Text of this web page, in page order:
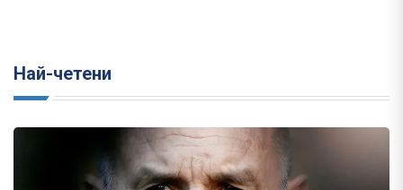
Най-четени